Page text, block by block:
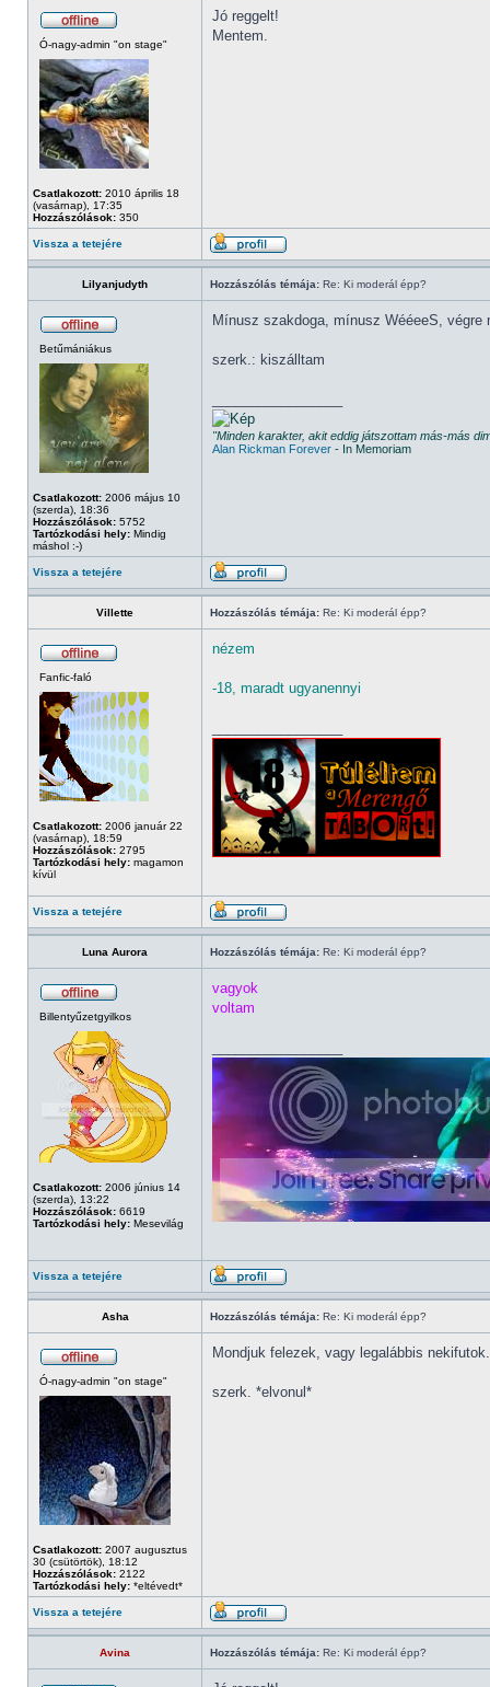
Ó-nagy-admin "on stage"
Csatlakozott: 2010 április 18
(vasárnap), 17:35
Hozzászólások: 350
Jó reggelt!
Mentem.
Vissza a tetejére
Lilyanjudyth Hozzászólás témája: Re: Ki moderál épp?
Betűmániákus
Csatlakozott: 2006 május 10
(szerda), 18:36
Hozzászólások: 5752
Tartózkodási hely: Mindig
máshol :-)
Mínusz szakdoga, mínusz WééeeS, végre
szerk.: kiszálltam
"Minden karakter, akit eddig játszottam más-más
Alan Rickman Forever - In Memoriam
Vissza a tetejére
Villette Hozzászólás témája: Re: Ki moderál épp?
Fanfic-faló
Csatlakozott: 2006 január 22
(vasárnap), 18:59
Hozzászólások: 2795
Tartózkodási hely: magamon
kívül
nézem
-18, maradt ugyanennyi
Vissza a tetejére
Luna Aurora Hozzászólás témája: Re: Ki moderál épp?
Billentyűzetgyilkos
Csatlakozott: 2006 június 14
(szerda), 13:22
Hozzászólások: 6619
Tartózkodási hely: Mesevilág
vagyok
voltam
Vissza a tetejére
Asha Hozzászólás témája: Re: Ki moderál épp?
Ó-nagy-admin "on stage"
Csatlakozott: 2007 augusztus
30 (csütörtök), 18:12
Hozzászólások: 2122
Tartózkodási hely: *eltévedt*
Mondjuk felezek, vagy legalábbis nekifutok.
szerk. *elvonul*
Vissza a tetejére
Avina Hozzászólás témája: Re: Ki moderál épp?